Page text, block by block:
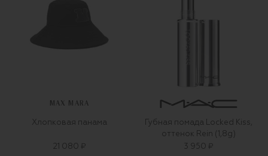
MAX MARA
Хлопковая панама
21 080 ₽
Губная помада Locked Kiss,
оттенок Rein (1,8g)
3 950 ₽